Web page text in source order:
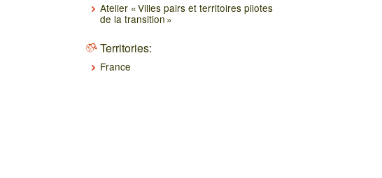
Atelier « Villes pairs et territoires pilotes
de la transition »
Territories:
France